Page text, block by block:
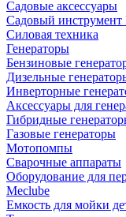
Садовые аксессуары
Садовый инструмент
Силовая техника
Генераторы
Бензиновые
Дизельные
Инверторные
Аксессуары для
Гибридные
Газовые генераторы
Мотопомпы
Сварочные аппараты
Оборудование для
Meclube
Емкость для мойки